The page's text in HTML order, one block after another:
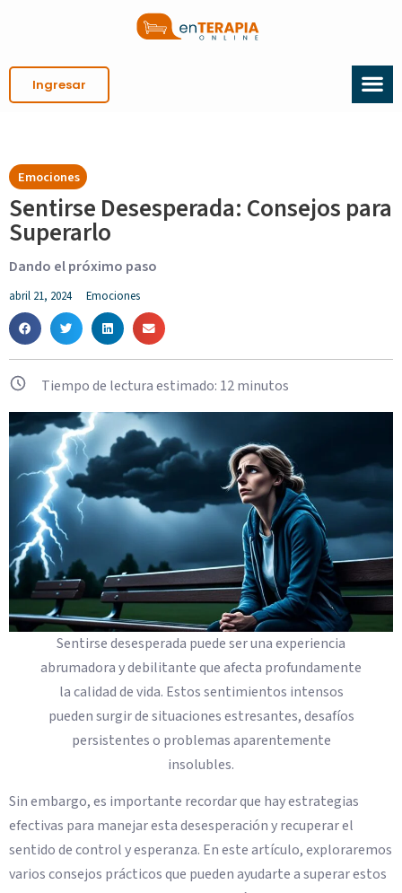
Ingresar
Emociones
Sentirse Desesperada: Consejos para
Superarlo
Dando el próximo paso
abril 21, 2024 Emociones
Tiempo de lectura estimado: 12minutos
Sentirse desesperada puede ser una experiencia
abrumadora y debilitante que afecta profundamente
la calidad de vida. Estos sentimientos intensos
pueden surgir de situaciones estresantes, desafíos
persistentes o problemas aparentemente
insolubles.
Sin embargo, es importante recordar que hay estrategias
efectivas para manejar esta desesperación y recuperar el
sentido de control y esperanza. En este artículo, exploraremos
varios consejos prácticos que pueden ayudarte a superar estos